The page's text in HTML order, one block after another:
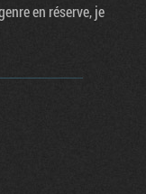
en réserve, je